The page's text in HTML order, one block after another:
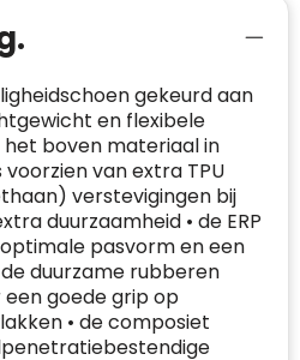
gekeurd aan
en flexibele
boven materiaal in
voorzien van extra TPU
verstevigingen bij
duurzaamheid • de ERP
pasvorm en een
duurzame rubberen
goede grip op
• de composiet
88 00 36 Geverifieerd
Geverifieerd
Linkkado
linkkado.be
websites voortdurend
geen probleem
de zwarte lijst
certificaat
een hoog niveau
handhaven en
niveau van
Trustindex-
u bij het winkelen
Trustindex en koopt u